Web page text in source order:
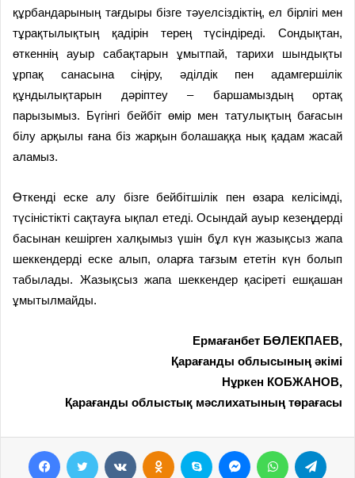
құрбандарының тағдыры бізге тәуелсіздіктің, ел бірлігі мен
тұрақтылықтың қадірін терең түсіндіреді. Сондықтан,
өткеннің ауыр сабақтарын ұмытпай, тарихи шындықты
ұрпақ санасына сіңіру, әділдік пен адамгершілік
құндылықтарын дәріптеу – баршамыздың ортақ
парызымыз. Бүгінгі бейбіт өмір мен татулықтың бағасын
білу арқылы ғана біз жарқын болашаққа нық қадам жасай
аламыз.
Өткенді еске алу бізге бейбітшілік пен өзара келісімді,
түсіністікті сақтауға ықпал етеді. Осындай ауыр кезеңдерді
басынан кешірген халқымыз үшін бұл күн жазықсыз жапа
шеккендерді еске алып, оларға тағзым ететін күн болып
табылады. Жазықсыз жапа шеккендер қасіреті ешқашан
ұмытылмайды.
Ермағанбет БӨЛЕКПАЕВ,
Қарағанды облысының әкімі
Нұркен КОБЖАНОВ,
Қарағанды облыстық мәслихатының төрағасы